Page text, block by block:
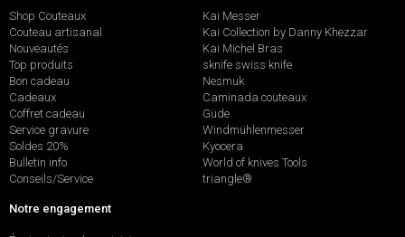
Shop Couteaux
Couteau artisanal
Nouveautés
Top produits
Bon cadeau
Cadeaux
Coffret cadeau
Service gravure
Soldes 20%
Bulletin info
Conseils/Service
Kai Messer
Kai Collection by Danny Khezzar
Kai Michel Bras
sknife swiss knife
Nesmuk
Caminada couteaux
Güde
Windmühlenmesser
Kyocera
World of knives Tools
triangle®
Notre engagement